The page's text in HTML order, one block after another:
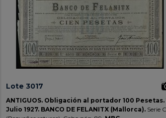
Lote 3017
ANTIGUOS. Obligación al portador 100 Pesetas.
Julio 1927. BANCO DE FELANITX (Mallorca). Serie